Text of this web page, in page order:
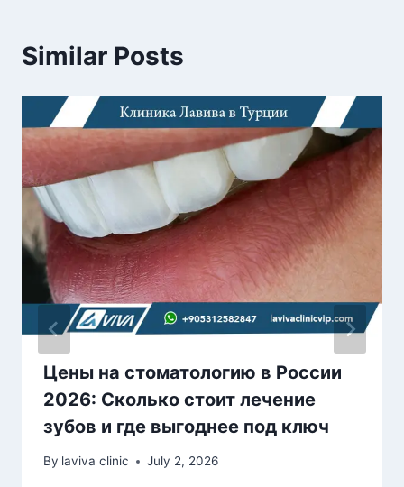
Similar Posts
Цены на стоматологию в России
2026: Сколько стоит лечение
зубов и где выгоднее под ключ
By laviva clinic July 2, 2026